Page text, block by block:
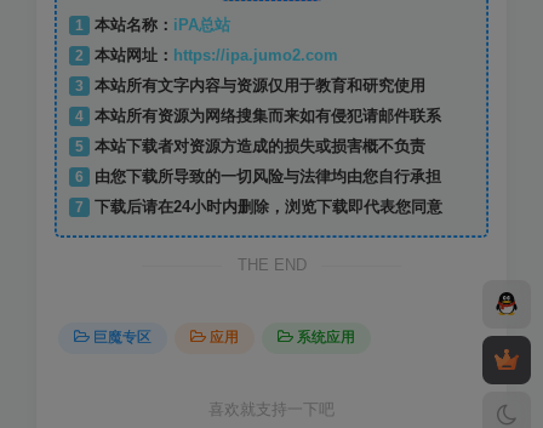
1 本站名称： iPA总站
2
本站网址： https://ipa.jumo2.com
3
本站所有文字内容与资源仅用于教育和研究使用
4
本站所有资源为网络搜集而来如有侵犯请邮件联系
5
本站下载者对资源方造成的损失或损害概不负责
6
由您下载所导致的一切风险与法律均由您自行承担
7
下载后请在24小时内删除，浏览下载即代表您同意
THE END
巨魔专区 应用 系统应用
喜欢就支持一下吧